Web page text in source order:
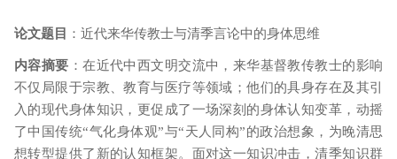
论文题目 ：近代来华传教士与清季言论中的身体思维
内容摘要 ：在近代中西文明交流中，来华基督教传教士的影响
不仅局限于宗教、教育与医疗等领域；他们的具身存在及其引
入的现代身体知识，更促成了一场深刻的身体认知变革，动摇
了中国传统“气化身体观”与“天人同构”的政治想象，为晚清思
想转型提供了新的认知框架。面对这一知识冲击，清季知识群